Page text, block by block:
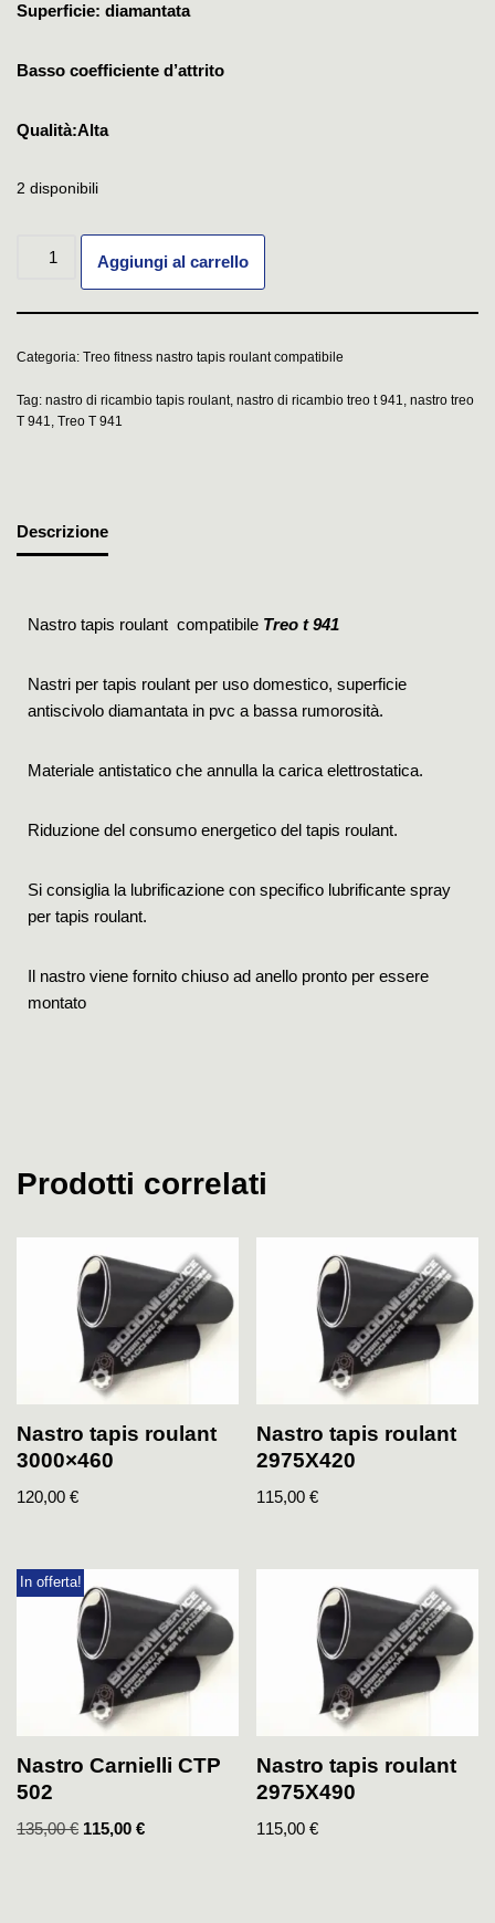
Superficie: diamantata
Basso coefficiente d’attrito
Qualità:Alta
2 disponibili
Aggiungi al carrello
Categoria: Treo fitness nastro tapis roulant compatibile
Tag: nastro di ricambio tapis roulant, nastro di ricambio treo t 941, nastro treo
T 941, Treo T 941
Descrizione
Nastro tapis roulant compatibile Treo t 941
Nastri per tapis roulant per uso domestico, superficie
antiscivolo diamantata in pvc a bassa rumorosità.
Materiale antistatico che annulla la carica elettrostatica.
Riduzione del consumo energetico del tapis roulant.
Si consiglia la lubrificazione con specifico lubrificante spray
per tapis roulant.
Il nastro viene fornito chiuso ad anello pronto per essere
montato
Prodotti correlati
Nastro tapis roulant
3000×460
120,00 €
Nastro tapis roulant
2975X420
115,00€
In offerta!
Nastro Carnielli CTP
502
135,00€ 115,00 €
Nastro tapis roulant
2975X490
115,00€